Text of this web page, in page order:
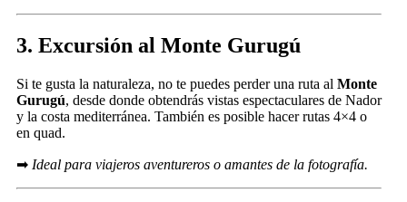
3. Excursión al Monte Gurugú
Si te gusta la naturaleza, no te puedes perder una ruta al Monte
Gurugú, desde donde obtendrás vistas espectaculares de Nador
y la costa mediterránea. También es posible hacer rutas 4×4 o
en quad.
➡ Ideal para viajeros aventureros o amantes de la fotografía.